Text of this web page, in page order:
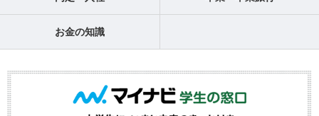
お金の知識